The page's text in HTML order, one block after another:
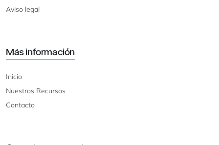
Aviso legal
Más información
Inicio
Nuestros Recursos
Contacto